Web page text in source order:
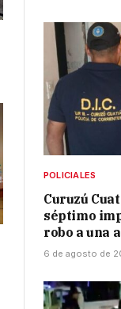
POLICIALES
Curuzú
séptimo
robo a una
6 de agosto de